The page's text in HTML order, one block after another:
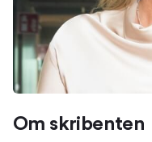
Om skribenten